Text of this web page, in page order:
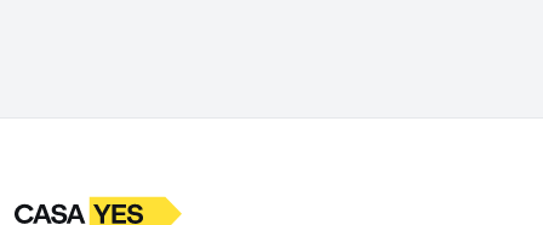
LogoIr para a homepage